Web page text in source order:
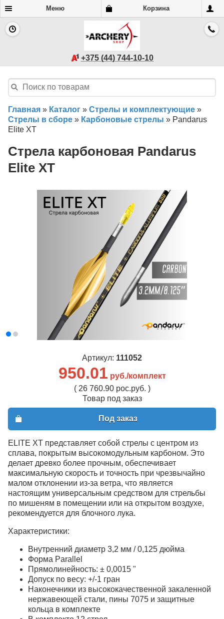
Меню Корзина
+375 (44) 744-10-10
Главная » Каталог » Стрелы и комплектующие »
Стрелы в сборе » Карбоновые стрелы » Pandarus
Elite XT
Стрела карбоновая Pandarus
Elite XT
Артикул: 111052
950.01 руб./комплект
( 26 760.90 рос.руб. )
Товар под заказ
Под заказ
ELITE XT представляет собой стрелы c центром из
сплава, покрытым высокомодульным карбоном. Это
делает древко более прочным, обеспечивает
максимальную скорость и точность при чрезвычайно
малом отклонении из-за ветра, что является
настоящим универсальным средством для стрельбы
по мишеням в помещении или на открытом воздухе,
рекомендуется для блочного лука.
Характеристики:
Внутренний диаметр 3,2 мм / 0,125 дюйма
Форма Parallel
Прямолинейность: ± 0,0015 "
Допуск по весу: +/-1 гран
Наконечники из высококачественной закаленной
нержавеющей стали, пины 7075 и защитные
кольца в комплекте